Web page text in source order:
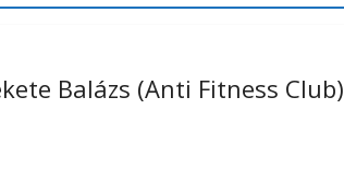
Balázs (Anti Fitness Club)